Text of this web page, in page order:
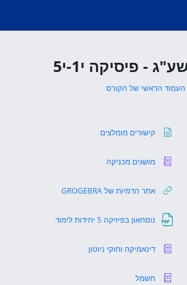
- פיסיקה י1-י5
העמוד הראשי של הקורס
קישורים מומלצים
מושגים מכניקה
אתר הדמיות של GROGEBRA
נוסחאון בפיזיקה 5 יחידות לימוד
דינאמיקה וחוקי ניוטון
חשמלאגרון מונחים